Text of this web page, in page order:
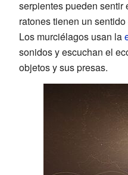
serpientes pueden sentir
ratones tienen un
Los murciélagos usan la
sonidos y escuchan el
objetos y sus presas.